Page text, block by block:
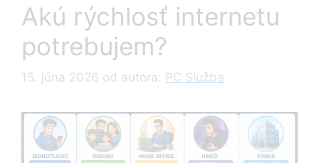
Akú rýchlosť internetu
potrebujem?
15. júna 2026 od autora: PC Služba